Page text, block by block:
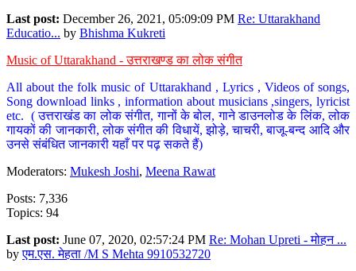
Last post: December 26, 2021, 05:09:09 PM Re: Uttarakhand
Educatio... by Bhishma Kukreti
Music of Uttarakhand - उत्तराखण्ड का लोक संगीत
All about the folk music of Uttarakhand , Lyrics , Videos of songs,
Song download links , information about musicians ,singers, lyricist
etc. ( उत्तराखंड का लोक संगीत, गानों के बोल, गाने डाउनलोड के लिंक, लोक
गायकों की जानकारी, लोक संगीत की विधायें, झोड़े, चाचरी, बाजू-बन्द आदि और
उनसे संबंधित जानकारी यहाँ पर पढ़ सकते हैं)
Moderators: Mukesh Joshi, Meena Rawat
Posts: 7,336
Topics: 94
Last post: June 07, 2020, 02:57:24 PM Re: Mohan Upreti - मोहन ...
byएम.एस. मेहता /M S Mehta 9910532720